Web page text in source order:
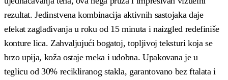
rezultat. Jedinstvena kombinacija aktivnih sastojaka daje
efekat zaglađivanja u roku od 15 minuta i naizgled redefiniše
konture lica. Zahvaljujući bogatoj, topljivoj teksturi koja se
brzo upija, koža ostaje meka i udobna. Upakovana je u
teglicu od 30% recikliranog stakla, garantovano bez ftalata i